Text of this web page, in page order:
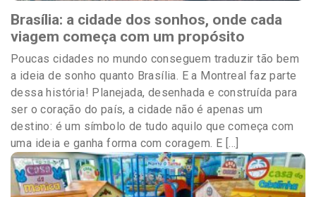
Brasília: a cidade dos sonhos, onde cada
viagem começa com um propósito
Poucas cidades no mundo conseguem traduzir tão bem
a ideia de sonho quanto Brasília. E a Montreal faz parte
dessa história! Planejada, desenhada e construída para
ser o coração do país, a cidade não é apenas um
destino: é um símbolo de tudo aquilo que começa com
uma ideia e ganha forma com coragem. E […]